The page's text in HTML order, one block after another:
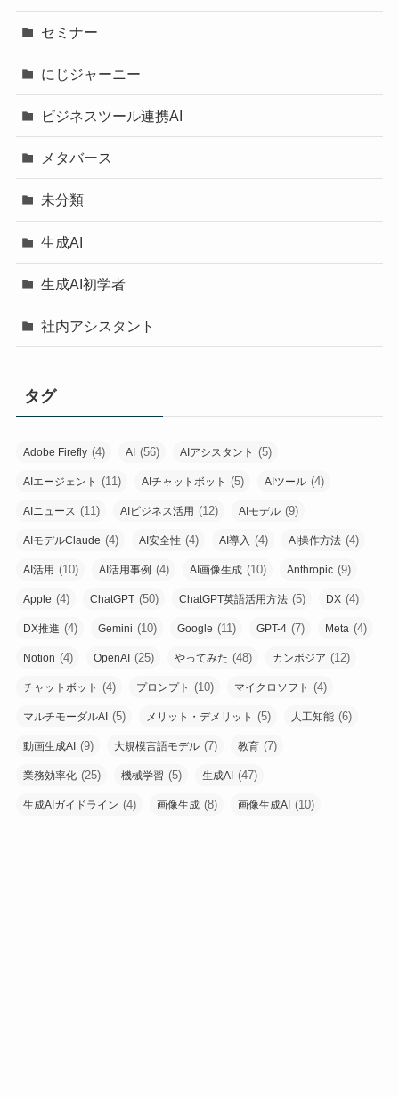
セミナー
にじジャーニー
ビジネスツール連携AI
メタバース
未分類
生成AI
生成AI初学者
社内アシスタント
タグ
Adobe Firefly (4) AI (56) AIアシスタント (5)
AIエージェント (11) AIチャットボット (5) AIツール (4)
AIニュース (11) AIビジネス活用 (12) AIモデル (9)
AIモデルClaude (4) AI安全性 (4) AI導入 (4) AI操作方法 (4)
AI活用 (10) AI活用事例 (4) AI画像生成 (10) Anthropic (9)
Apple (4) ChatGPT (50) ChatGPT英語活用方法 (5) DX (4)
DX推進 (4) Gemini (10) Google (11) GPT-4 (7) Meta (4)
Notion (4) OpenAI (25) やってみた (48) カンボジア (12)
チャットボット (4) プロンプト (10) マイクロソフト (4)
マルチモーダルAI (5) メリット・デメリット (5) 人工知能 (6)
動画生成AI (9) 大規模言語モデル (7) 教育 (7)
業務効率化 (25) 機械学習 (5) 生成AI (47)
生成AIガイドライン (4) 画像生成 (8) 画像生成AI (10)